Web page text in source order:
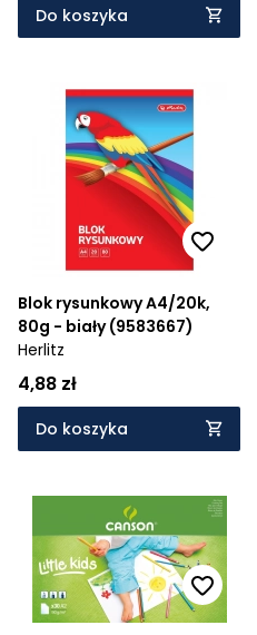
Do koszyka
Blok rysunkowy A4/20k,
80g - biały (9583667)
Herlitz
4,88 zł
Do koszyka